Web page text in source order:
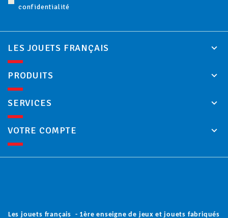
confidentialité
LES JOUETS FRANÇAIS
PRODUITS
SERVICES
VOTRE COMPTE
Les jouets français - 1ère enseigne de jeux et jouets fabriqués